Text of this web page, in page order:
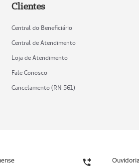
Clientes
Central do Beneficiário
Central de Atendimento
Loja de Atendimento
Fale Conosco
Cancelamento (RN 561)
Ouvidoria